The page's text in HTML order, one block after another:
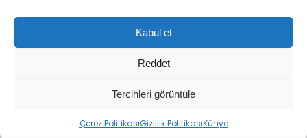
Kabul et
Reddet
Tercihleri görüntüle
Çerez PolitikasıGizlilik PolitikasıKünye
Puan Durumları